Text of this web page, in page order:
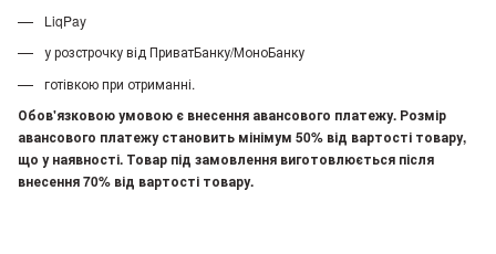
LiqPay
у розстрочку від ПриватБанку/МоноБанку
готівкою при отриманні.
Обов'язковою умовою є внесення авансового платежу. Розмір
авансового платежу становить мінімум 50% від вартості товару,
що у наявності. Товар під замовлення виготовлюється після
внесення 70% від вартості товару.